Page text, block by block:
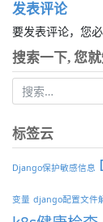
发表评论
要发表评论，您
搜索一下, 您
标签云
Django保护敏感信息
变量 django配置文件